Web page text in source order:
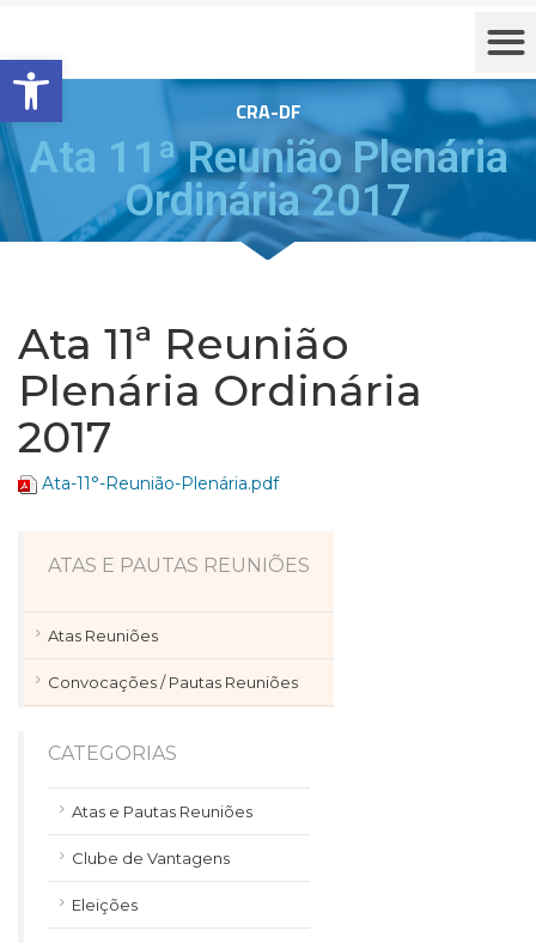
Barra de Ferramentas Aberta
CRA-DF
Ata 11ª Reunião Plenária
Ordinária 2017
Ata 11ª Reunião
Plenária Ordinária
2017
Ata-11°-Reunião-Plenária.pdf
ATAS E PAUTAS REUNIÕES
Atas Reuniões
Convocações / Pautas Reuniões
CATEGORIAS
Atas e Pautas Reuniões
Clube de Vantagens
Eleições